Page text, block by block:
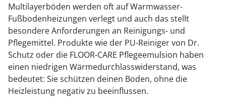
Multilayerböden werden oft auf Warmwasser-
Fußbodenheizungen verlegt und auch das stellt
besondere Anforderungen an Reinigungs- und
Pflegemittel. Produkte wie der PU-Reiniger von Dr.
Schutz oder die FLOOR-CARE Pflegeemulsion haben
einen niedrigen Wärmedurchlasswiderstand, was
bedeutet: Sie schützen deinen Boden, ohne die
Heizleistung negativ zu beeinflussen.